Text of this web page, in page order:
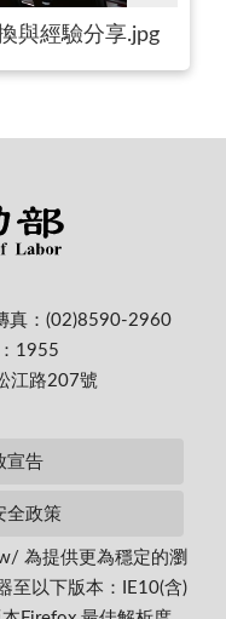
與經驗分享.jpg
真：(02)8590-2960
1955
江路207號
宣告
全政策
為提供更為穩定的瀏
至以下版本：IE10(含)